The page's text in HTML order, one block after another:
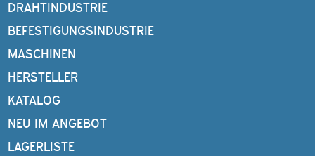
DRAHTINDUSTRIE
BEFESTIGUNGSINDUSTRIE
MASCHINEN
HERSTELLER
KATALOG
NEU IM ANGEBOT
LAGERLISTE